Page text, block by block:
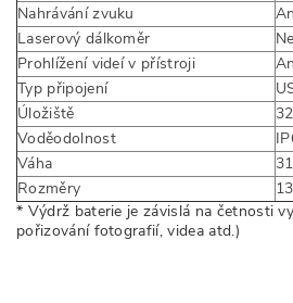
Nahrávání zvuku
Laserový dálkoměr
Ne
Prohlížení videí v přístroji
Typ připojení
Úložiště
Voděodolnost
Váha
Rozměry
* Výdrž baterie je závislá na četnosti
pořizování fotografií, videa atd.)